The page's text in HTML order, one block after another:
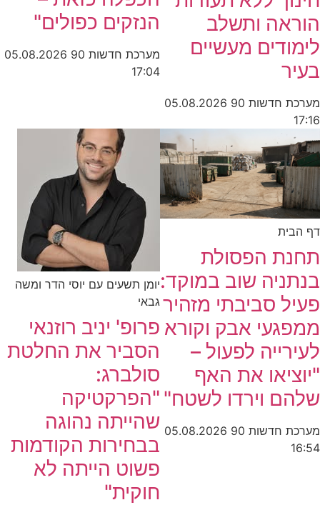
הוראה ותשלב
לימודים מעשיים
בעיר
מערכת חדשות 90
05.08.2026
17:16
הנזקים כפולים"
מערכת חדשות 90
05.08.2026
17:04
דף הבית
תחנת הפסולת
בנתניה שוב במוקד:
פעיל סביבתי מזהיר
ממפגעי אבק וקורא
לעירייה לפעול –
"יוציאו את האף
שלהם וירדו לשטח"
מערכת חדשות 90
05.08.2026
16:54
יומן תשעים עם יוסי הדר ומשה
גבאי
פרופ' יניב רוזנאי
הסביר את החלטת
סולברג:
"הפרקטיקה
שהייתה נהוגה
בבחירות הקודמות
פשוט הייתה לא
חוקית"